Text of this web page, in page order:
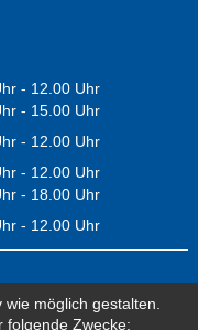
- 12.00 Uhr
- 15.00 Uhr
- 12.00 Uhr
- 12.00 Uhr
- 18.00 Uhr
- 12.00 Uhr
möglich gestalten.
folgende Zwecke: